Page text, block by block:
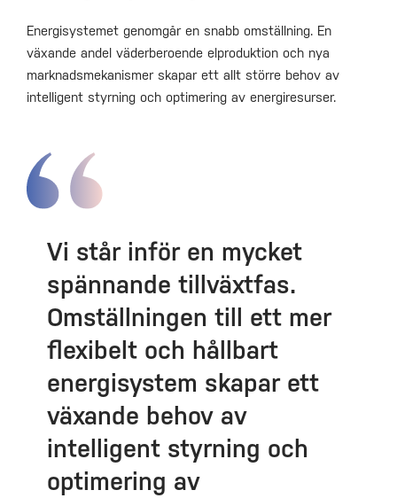
Energisystemet genomgår en snabb omställning. En
växande andel väderberoende elproduktion och nya
marknadsmekanismer skapar ett allt större behov av
intelligent styrning och optimering av energiresurser.
Vi står inför en mycket
spännande tillväxtfas.
Omställningen till ett mer
flexibelt och hållbart
energisystem skapar ett
växande behov av
intelligent styrning och
optimering av